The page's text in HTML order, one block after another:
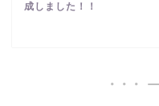
成しました！！